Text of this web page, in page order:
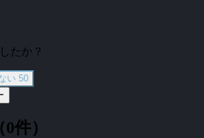
たか？
い 50
件）